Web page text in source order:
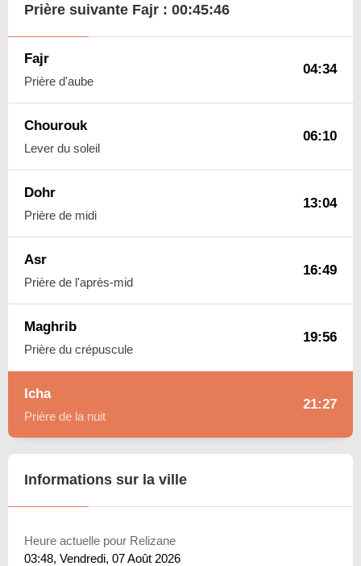
Prière suivante Fajr : 00:45:45
Fajr
Prière d'aube
04:34
Chourouk
Lever du soleil
06:10
Dohr
Prière de midi
13:04
Asr
Prière de l'après-mid
16:49
Maghrib
Prière du crépuscule
19:56
Icha
Prière de la nuit
21:27
Informations sur la ville
Heure actuelle pour Relizane
03:48, Vendredi, 07 Août 2026